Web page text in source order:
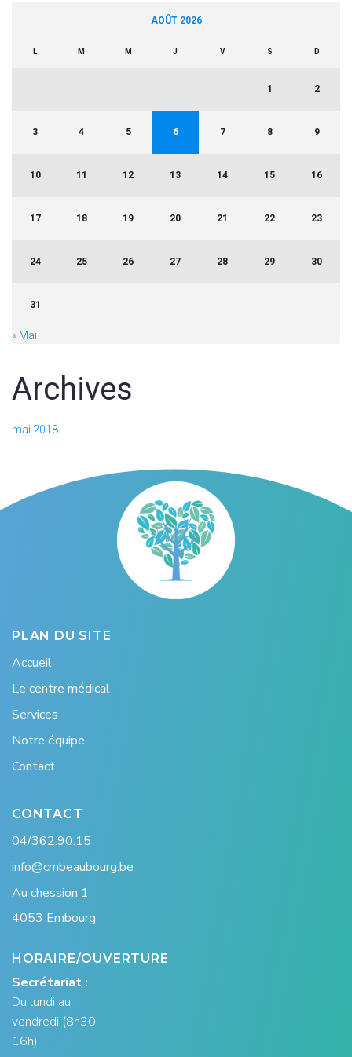
AOÛT 2026
L M M J V S D
1 2
3 4 5 6 7 8 9
10 11 12 13 14 15 16
17 18 19 20 21 22 23
24 25 26 27 28 29 30
31
« Mai
Archives
mai 2018
PLAN DU SITE
Accueil
Le centre médical
Services
Notre équipe
Contact
CONTACT
04/362.90.15
info@cmbeaubourg.be
Au chession 1
4053 Embourg
HORAIRE/OUVERTURE
Secrétariat :
Du lundi au
vendredi (8h30-
16h)